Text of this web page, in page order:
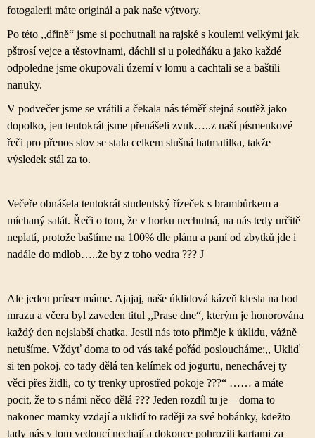
fotogalerii máte originál a pak naše výtvory.
Po této ,,dřině“ jsme si pochutnali na rajské s koulemi velkými jak
pštrosí vejce a těstovinami, dáchli si u poledňáku a jako každé
odpoledne jsme okupovali území v lomu a cachtali se a baštili
nanuky.
V podvečer jsme se vrátili a čekala nás téměř stejná soutěž jako
dopolko, jen tentokrát jsme přenášeli zvuk…..z naší písmenkové
řeči pro přenos slov se stala celkem slušná hatmatilka, takže
výsledek stál za to.
Večeře obnášela tentokrát studentský řízeček s brambůrkem a
míchaný salát. Řeči o tom, že v horku nechutná, na nás tedy určitě
neplatí, protože baštíme na 100% dle plánu a paní od zbytků jde i
nadále do mdlob…..že by z toho vedra ??? J
Ale jeden průser máme. Ajajaj, naše úklidová kázeň klesla na bod
mrazu a včera byl zaveden titul ,,Prase dne“, kterým je honorována
každý den nejslabší chatka. Jestli nás toto přiměje k úklidu, vážně
netušíme. Vždyť doma to od vás také pořád posloucháme:,, Ukliď
si ten pokoj, co tady dělá ten kelímek od jogurtu, nenechávej ty
věci přes židli, co ty trenky uprostřed pokoje ???“ …… a máte
pocit, že to s námi něco dělá ??? Jeden rozdíl tu je – doma to
nakonec mamky vzdají a uklidí to raději za své bobánky, kdežto
tady nás v tom vedoucí nechají a dokonce pohrozili kartami za